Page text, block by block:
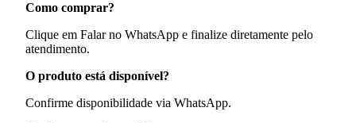
Como comprar?
Clique em Falar no WhatsApp e finalize diretamente pelo
atendimento.
O produto está disponível?
Confirme disponibilidade via WhatsApp.